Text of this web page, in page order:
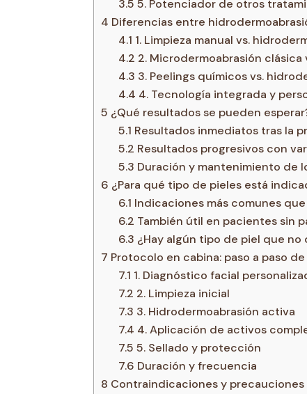
3.5 5. Potenciador de otros
4 Diferencias entre
4.1 1. Limpieza manual vs.
4.2 2. Microdermoabrasión
4.3 3. Peelings químicos vs.
4.4 4. Tecnología integrada y
5 ¿Qué resultados se pueden
5.1 Resultados inmediatos tras la
5.2 Resultados progresivos con
5.3 Duración y mantenimiento de
6 ¿Para qué tipo de pieles está
6.1 Indicaciones más comunes
6.2 También útil en pacientes sin
6.3 ¿Hay algún tipo de piel que
7 Protocolo en cabina: paso a paso
7.1 1. Diagnóstico facial
7.2 2. Limpieza inicial
7.3 3. Hidrodermoabrasión activa
7.4 4. Aplicación de activos
7.5 5. Sellado y protección
7.6 Duración y frecuencia
8 Contraindicaciones y precauciones